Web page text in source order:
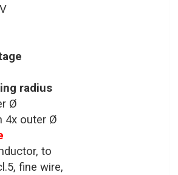
radius
Ø
4x outer Ø
to
fine wire,